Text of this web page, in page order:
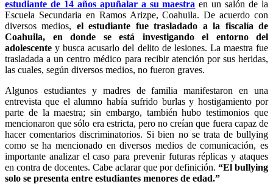
estudiante de 14 años apuñalar a su maestra en un salón de la
Escuela Secundaria en Ramos Arizpe, Coahuila. De acuerdo con
diversos medios, el estudiante fue trasladado a la fiscalía de
Coahuila, en donde se está investigando el entorno del
adolescente y busca acusarlo del delito de lesiones. La maestra fue
trasladada a un centro médico para recibir atención por sus heridas,
las cuales, según diversos medios, no fueron graves.
Algunos estudiantes y madres de familia manifestaron en una
entrevista que el alumno había sufrido burlas y hostigamiento por
parte de la maestra; sin embargo, también hubo testimonios que
mencionaron que sólo era estricta, pero no creían que fuera capaz de
hacer comentarios discriminatorios. Si bien no se trata de bullying
como se ha mencionado en diversos medios de comunicación, es
importante analizar el caso para prevenir futuras réplicas y ataques
en contra de docentes. Cabe aclarar que por definición. “El bullying
solo se presenta entre estudiantes menores de edad.”